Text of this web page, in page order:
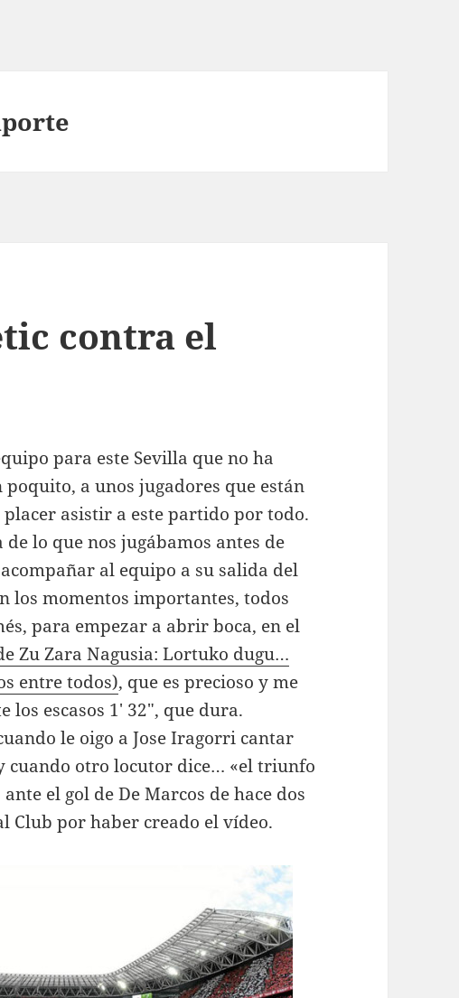
contra el
para este Sevilla que no ha
a unos jugadores que están
asistir a este partido por todo.
lo que nos jugábamos antes de
al equipo a su salida del
los momentos importantes, todos
para empezar a abrir boca, en el
Zu Zara Nagusia: Lortuko dugu…
entre todos), que es precioso y me
escasos 1′ 32″, que dura.
le oigo a Jose Iragorri cantar
cuando otro locutor dice… «el triunfo
el gol de De Marcos de hace dos
Club por haber creado el vídeo.